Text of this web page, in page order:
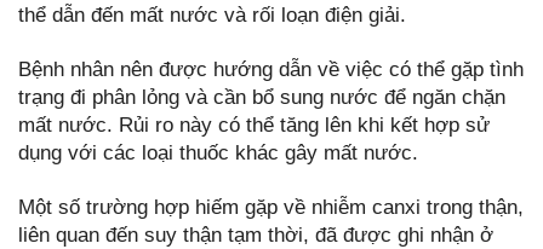
thể dẫn đến mất nước và rối loạn điện giải.
Bệnh nhân nên được hướng dẫn về việc có thể gặp tình
trạng đi phân lỏng và cần bổ sung nước để ngăn chặn
mất nước. Rủi ro này có thể tăng lên khi kết hợp sử
dụng với các loại thuốc khác gây mất nước.
Một số trường hợp hiếm gặp về nhiễm canxi trong thận,
liên quan đến suy thận tạm thời, đã được ghi nhận ở